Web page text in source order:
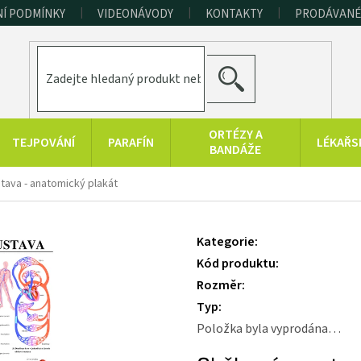
PODMÍNKY VIDEONÁVODY KONTAKTY
HLEDAT
TEJPOVÁNÍ PARAFÍN
ORTÉZY A
BANDÁŽE
POMŮCKY
FITNESS
VÝROBKY
MRTVÉHO MOŘE
- anatomický plakát
Kategorie:
Kód produktu:
Rozměr:
Typ:
Položka byla vyprodána…